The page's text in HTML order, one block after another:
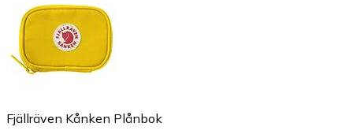
Fjällräven Kånken Plånbok